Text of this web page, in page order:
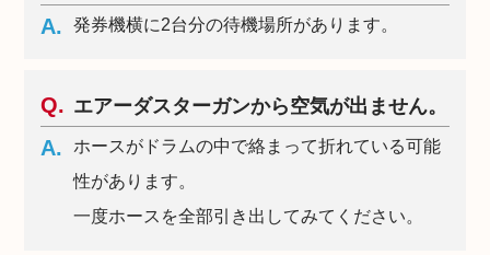
発券機横に2台分の待機場所があります。
エアーダスターガンから空気が出ません。
ホースがドラムの中で絡まって折れている可能
性があります。
一度ホースを全部引き出してみてください。